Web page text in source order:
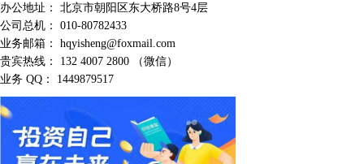
办公地址： 北京市朝阳区东大桥路8号4层
公司总机： 010-80782433
业务邮箱： hqyisheng@foxmail.com
贵宾热线： 132 4007 2800 （微信）
业务 QQ： 1449879517